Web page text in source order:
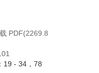
PDF(2269.8
19 - 34，78